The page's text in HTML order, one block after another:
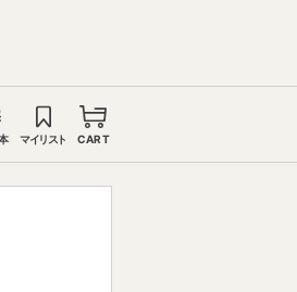
マイリスト CART